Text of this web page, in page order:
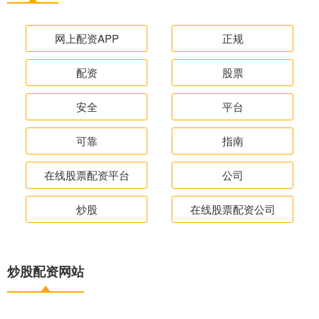
网上配资APP 正规
配资 股票
安全 平台
可靠 指南
在线股票配资平台 公司
炒股 在线股票配资公司
炒股配资网站